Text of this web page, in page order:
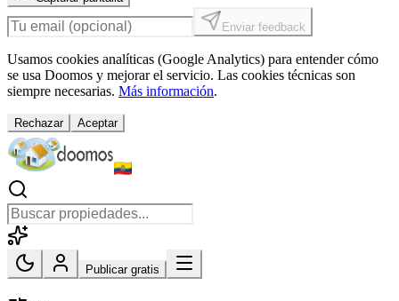
Enviar feedback
Usamos cookies analíticas (Google Analytics) para entender cómo
se usa Doomos y mejorar el servicio. Las cookies técnicas son
siempre necesarias. Más información.
Rechazar Aceptar
Publicar gratis